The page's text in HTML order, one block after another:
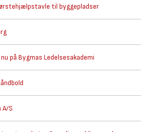
til byggepladser
på Bygmas Ledelsesakademi
A/S